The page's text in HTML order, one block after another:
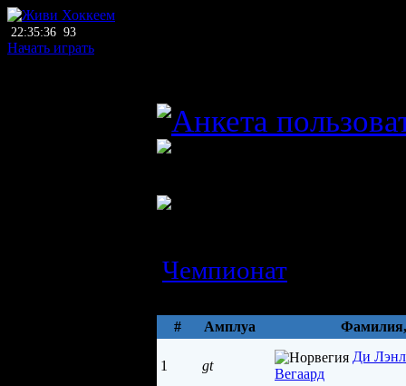
22:35:36 93
Начать играть
Чемпионат
# Амплуа
1 gt
Ди
Вегаард